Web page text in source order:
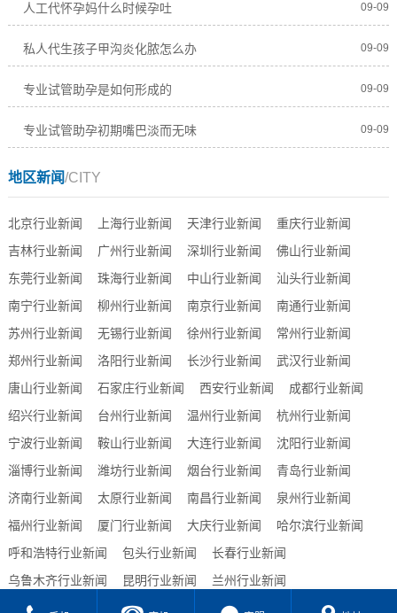
人工代怀孕妈什么时候孕吐 09-09
私人代生孩子甲沟炎化脓怎么办 09-09
专业试管助孕是如何形成的 09-09
专业试管助孕初期嘴巴淡而无味 09-09
地区新闻/CITY
北京行业新闻 上海行业新闻 天津行业新闻
重庆行业新闻
吉林行业新闻
广州行业新闻 深圳行业新闻
佛山行业新闻
东莞行业新闻
珠海行业新闻 中山行业新闻
汕头行业新闻
南宁行业新闻
柳州行业新闻 南京行业新闻
南通行业新闻
苏州行业新闻
无锡行业新闻 徐州行业新闻
常州行业新闻
郑州行业新闻
洛阳行业新闻 长沙行业新闻
武汉行业新闻
唐山行业新闻
石家庄行业新闻 西安行业新闻
成都行业新闻
绍兴行业新闻
台州行业新闻 温州行业新闻
杭州行业新闻
宁波行业新闻
鞍山行业新闻 大连行业新闻
沈阳行业新闻
淄博行业新闻
潍坊行业新闻 烟台行业新闻
青岛行业新闻
济南行业新闻
太原行业新闻 南昌行业新闻
泉州行业新闻
福州行业新闻
厦门行业新闻 大庆行业新闻
哈尔滨行业新闻
呼和浩特行业新闻
包头行业新闻
长春行业新闻
乌鲁木齐行业新闻
昆明行业新闻
兰州行业新闻
贵阳行业新闻
合肥行业新闻 西宁行业新闻 海口行业新闻